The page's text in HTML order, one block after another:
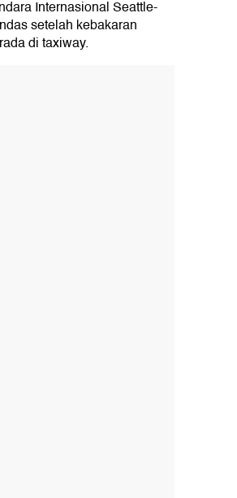
Internasional Seattle-
setelah kebakaran
di taxiway.